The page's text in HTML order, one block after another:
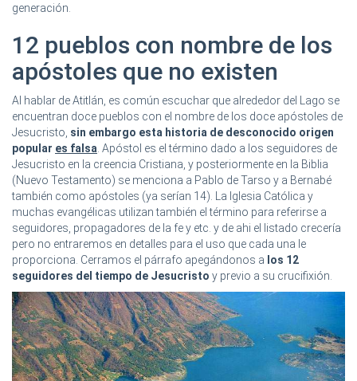
generación.
12 pueblos con nombre de los
apóstoles que no existen
Al hablar de Atitlán, es común escuchar que alrededor del Lago se
encuentran doce pueblos con el nombre de los doce apóstoles de
Jesucristo, sin embargo esta historia de desconocido origen
popular es falsa . Apóstol es el término dado a los seguidores de
Jesucristo en la creencia Cristiana, y posteriormente en la Biblia
(Nuevo Testamento) se menciona a Pablo de Tarso y a Bernabé
también como apóstoles (ya serían 14). La Iglesia Católica y
muchas evangélicas utilizan también el término para referirse a
seguidores, propagadores de la fe y etc. y de ahi el listado crecería
pero no entraremos en detalles para el uso que cada una le
proporciona. Cerramos el párrafo apegándonos a los 12
seguidores del tiempo de Jesucristo y previo a su crucifixión.